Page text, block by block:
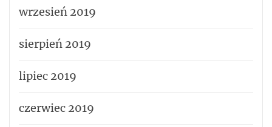
wrzesień 2019
sierpień 2019
lipiec 2019
czerwiec 2019